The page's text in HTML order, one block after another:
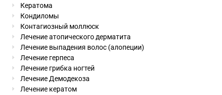
Кератома
Кондиломы
Контагиозный моллюск
Лечение атопического дерматита
Лечение выпадения волос (алопеции)
Лечение герпеса
Лечение грибка ногтей
Лечение Демодекоза
Лечение кератом